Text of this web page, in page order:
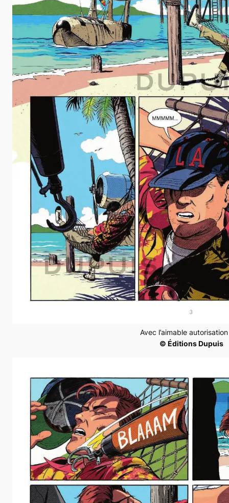
Avec l’aimable
© Éditions Dupuis